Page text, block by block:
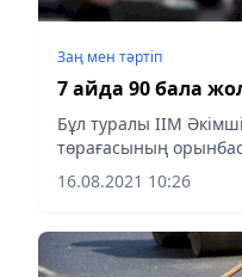
Заң мен тəртіп
7 айда 90 бала
Бұл туралы ІІМ
төрағасының
мәлім етті деп
16.08.2021 10:26